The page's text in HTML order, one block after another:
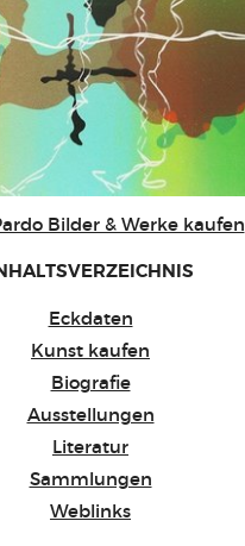
Bilder & Werke kaufen
Eckdaten
Kunst kaufen
Biografie
Ausstellungen
Literatur
Sammlungen
Weblinks